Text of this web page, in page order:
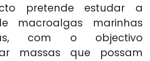
pretende estudar a
macroalgas marinhas
com o objectivo
massas que possam